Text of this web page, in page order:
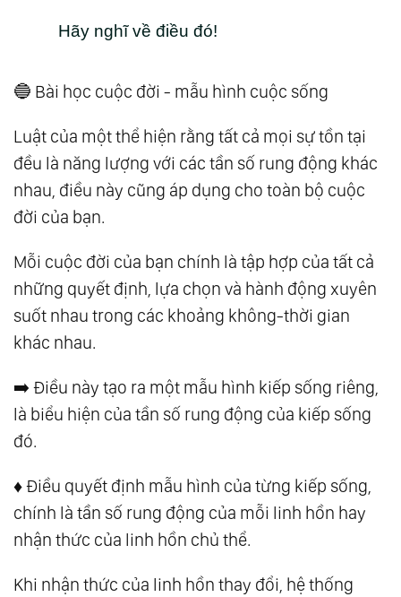
Hãy nghĩ về điều đó!
🔵 Bài học cuộc đời - mẫu hình cuộc sống
Luật của một thể hiện rằng tất cả mọi sự tồn tại
đều là năng lượng với các tần số rung động khác
nhau, điều này cũng áp dụng cho toàn bộ cuộc
đời của bạn.
Mỗi cuộc đời của bạn chính là tập hợp của tất cả
những quyết định, lựa chọn và hành động xuyên
suốt nhau trong các khoảng không-thời gian
khác nhau.
➡️ Điều này tạo ra một mẫu hình kiếp sống riêng,
là biểu hiện của tần số rung động của kiếp sống
đó.
♦️ Điều quyết định mẫu hình của từng kiếp sống,
chính là tần số rung động của mỗi linh hồn hay
nhận thức của linh hồn chủ thể.
Khi nhận thức của linh hồn thay đổi, hệ thống